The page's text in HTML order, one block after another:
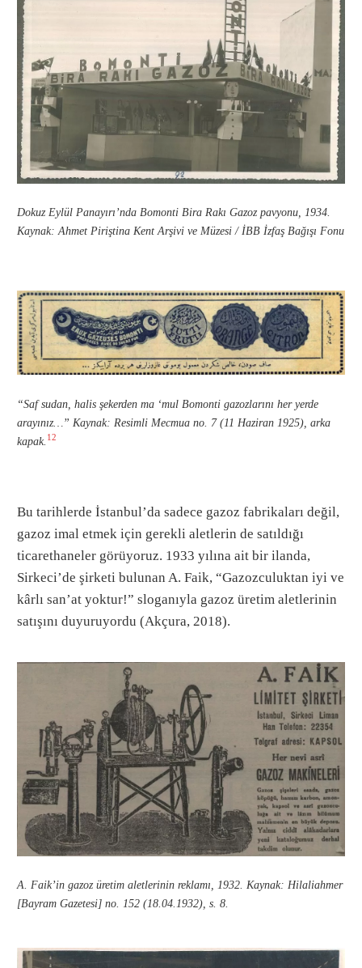
Dokuz Eylül Panayırı’nda Bomonti Bira Rakı Gazoz pavyonu, 1934.
Kaynak: Ahmet Piriştina Kent Arşivi ve Müzesi / İBB İzfaş Bağışı Fonu
“Saf sudan, halis şekerden ma ‘mul Bomonti gazozlarını her yerde
arayınız…” Kaynak: Resimli Mecmua no. 7 (11 Haziran 1925), arka
kapak. 12
Bu tarihlerde İstanbul’da sadece gazoz fabrikaları değil,
gazoz imal etmek için gerekli aletlerin de satıldığı
ticarethaneler görüyoruz. 1933 yılına ait bir ilanda,
Sirkeci’de şirketi bulunan A. Faik, “Gazozculuktan iyi ve
kârlı san’at yoktur!” sloganıyla gazoz üretim aletlerinin
satışını duyuruyordu (Akçura, 2018).
A. Faik’in gazoz üretim aletlerinin reklamı, 1932. Kaynak: Hilaliahmer
[Bayram Gazetesi] no. 152 (18.04.1932), s. 8.